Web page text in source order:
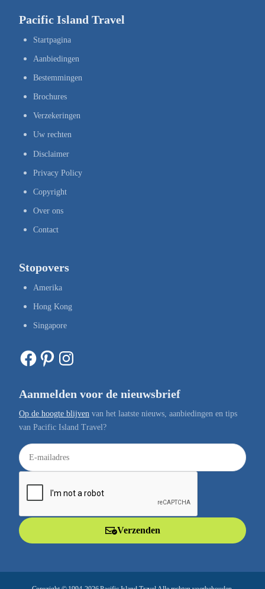
Pacific Island Travel
Startpagina
Aanbiedingen
Bestemmingen
Brochures
Verzekeringen
Uw rechten
Disclaimer
Privacy Policy
Copyright
Over ons
Contact
Stopovers
Amerika
Hong Kong
Singapore
Facebook Pinterest Instagram
Aanmelden voor de nieuwsbrief
Op de hoogte blijven van het laatste nieuws, aanbiedingen en tips
van Pacific Island Travel?
E
-
a
Verzenden